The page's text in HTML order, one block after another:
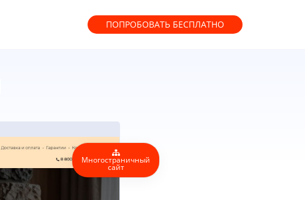
ПОПРОБОВАТЬ БЕСПЛАТНО
Многостраничный
сайт